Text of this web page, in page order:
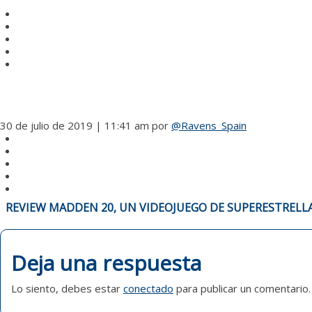
30 de julio de 2019 | 11:41 am por @Ravens_Spain
NAVEGACIÓN
DE
ENTRADAS
REVIEW MADDEN 20, UN VIDEOJUEGO DE
Deja una respuesta
Lo siento, debes estar conectado para publicar un comentario.